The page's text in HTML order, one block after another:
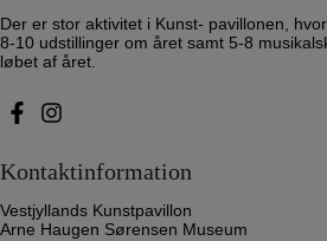
Der er stor aktivitet i Kunst- pavillonen,
8-10 udstillinger om året samt 5-8
løbet af året.
Kontaktinformation
Vestjyllands Kunstpavillon
Arne Haugen Sørensen Museum